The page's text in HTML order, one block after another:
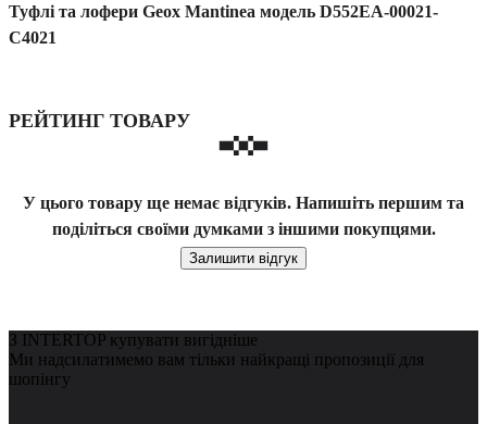
Туфлі та лофери Geox Mantinea модель D552EA-00021-
C4021
РЕЙТИНГ ТОВАРУ
У цього товару ще немає відгуків. Напишіть першим та
поділіться своїми думками з іншими покупцями.
Залишити відгук
З INTERTOP купувати вигідніше
Ми надсилатимемо вам тільки найкращі пропозиції для
шопінгу